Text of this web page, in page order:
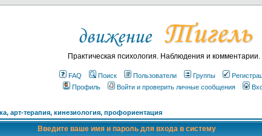
Практическая психология. Наблюдения и комментарии.
FAQ Поиск Пользователи Группы
Профиль
Войти и проверить личные сообщения
арт-терапия, кинезиология, профориентация
Введите ваше имя и пароль для входа в систему